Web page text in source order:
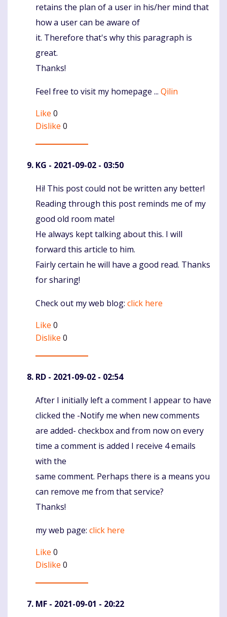
retains the plan of a user in his/her mind that
how a user can be aware of
it. Therefore that's why this paragraph is
great.
Thanks!
Feel free to visit my homepage ... Qilin
Like 0
Dislike 0
KG - 2021-09-02 - 03:50
Komentaras
Hi! This post could not be written any better!
Reading through this post reminds me of my
good old room mate!
He always kept talking about this. I will
forward this article to him.
Fairly certain he will have a good read. Thanks
for sharing!
Check out my web blog: click here
Like 0
Dislike 0
RD - 2021-09-02 - 02:54
Komentaras
After I initially left a comment I appear to have
clicked the -Notify me when new comments
are added- checkbox and from now on every
time a comment is added I receive 4 emails
with the
same comment. Perhaps there is a means you
can remove me from that service?
Thanks!
my web page: click here
Like 0
Dislike 0
MF - 2021-09-01 - 20:22